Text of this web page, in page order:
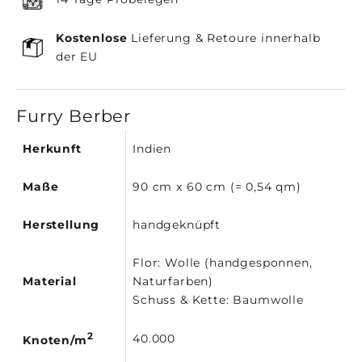
Kostenlose Lieferung & Retoure innerhalb
der EU
Furry Berber
Herkunft Indien
Maße 90 cm x 60 cm (= 0,54 qm)
Herstellung handgeknüpft
Material
Flor: Wolle (handgesponnen,
Naturfarben)
Schuss & Kette: Baumwolle
Knoten/m2 40.000